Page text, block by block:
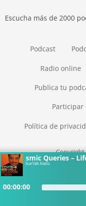
Cosmic Queries –
StarTalk Radio
00:00:00
Escucha más de 2000
Podcast
Radio online
Publica tu
Participar
Política de
Copyright